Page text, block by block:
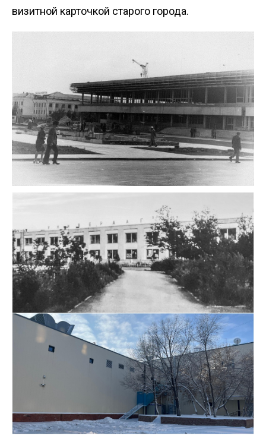
визитной карточкой старого города.